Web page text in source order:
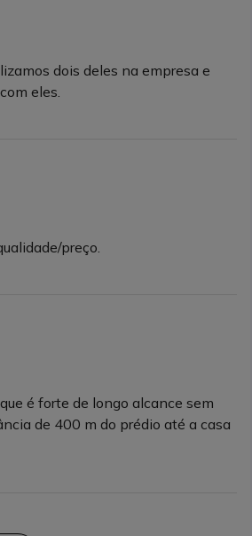
dois deles na empresa e
eles.
preço.
é forte de longo alcance sem
de 400 m do prédio até a casa